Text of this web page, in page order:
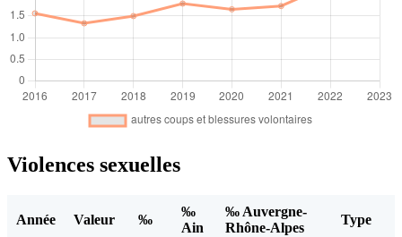
Violences sexuelles
Année Valeur ‰
‰
Ain
‰ Auvergne-
Rhône-Alpes
Type